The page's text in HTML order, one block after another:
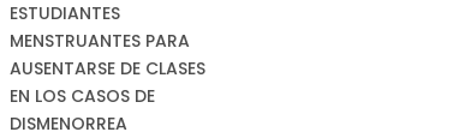
ESTUDIANTES
MENSTRUANTES PARA
AUSENTARSE DE CLASES
EN LOS CASOS DE
DISMENORREA